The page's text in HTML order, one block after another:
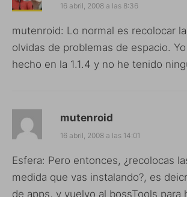
16 abril, 2008 a las 8:36
mutenroid: Lo normal es recolocar
olvidas de problemas de espacio.
hecho en la 1.1.4 y no he tenido
mutenroid
16 abril, 2008 a las 14:01
Esfera: Pero entonces, ¿recolocas
medida que vas instalando?, es
de apps, y vuelvo al bossTools para